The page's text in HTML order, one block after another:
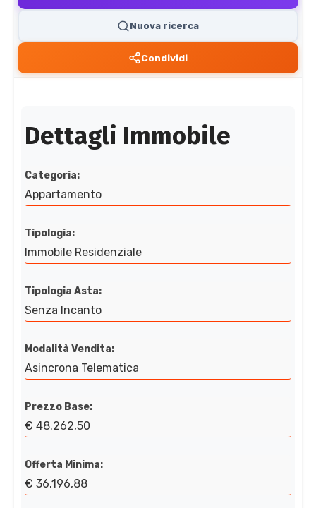
Nuova ricerca
Condividi
Dettagli Immobile
Categoria:
Appartamento
Tipologia:
Immobile Residenziale
Tipologia Asta:
Senza Incanto
Modalità Vendita:
Asincrona Telematica
Prezzo Base:
€ 48.262,50
Offerta Minima:
€ 36.196,88